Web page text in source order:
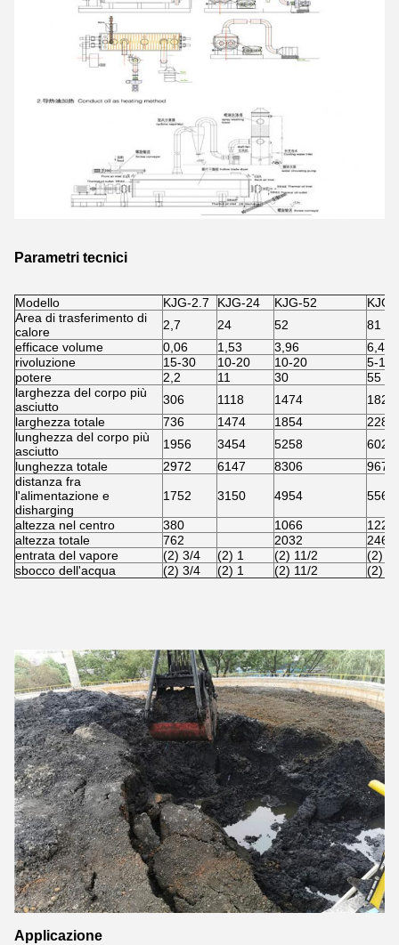
Parametri tecnici
Modello KJG-2.7 KJG-24 KJG-52
KJG-
Area di trasferimento di
calore
2,7 24 52
81
efficace volume
0,06 1,53 3,96
6,43
rivoluzione
15-30 10-20 10-20
5-15
potere
2,2 11 30
55
larghezza del corpo più
asciutto
306 1118 1474
1828
larghezza totale
736 1474 1854
2286
lunghezza del corpo più
asciutto
1956 3454 5258
6020
lunghezza totale
2972 6147 8306
9678
distanza fra
l'alimentazione e
disharging
1752 3150 4954 5562
altezza nel centro 380 1066
1220
altezza totale
762 2032
2464
entrata del vapore
(2) 3/4 (2) 1 (2) 11/2
(2)
sbocco dell'acqua
(2) 3/4 (2) 1 (2) 11/2 (2)
Applicazione